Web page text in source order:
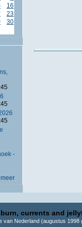
16
23
30
-
meer
currents and
van Nederland (augustus 1998